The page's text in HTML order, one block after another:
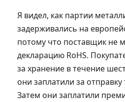
Я видел, как партии
задерживались на
потому что поставщик не
декларацию RoHS.
за хранение в течение
они заплатили за
Затем они заплатили